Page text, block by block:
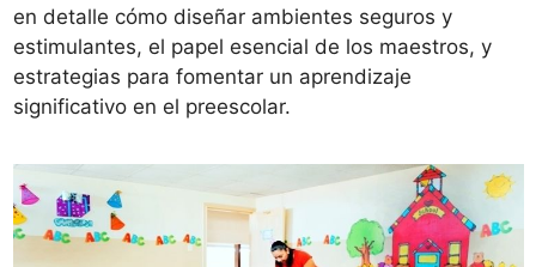
en detalle cómo diseñar ambientes seguros y
estimulantes, el papel esencial de los maestros, y
estrategias para fomentar un aprendizaje
significativo en el preescolar.